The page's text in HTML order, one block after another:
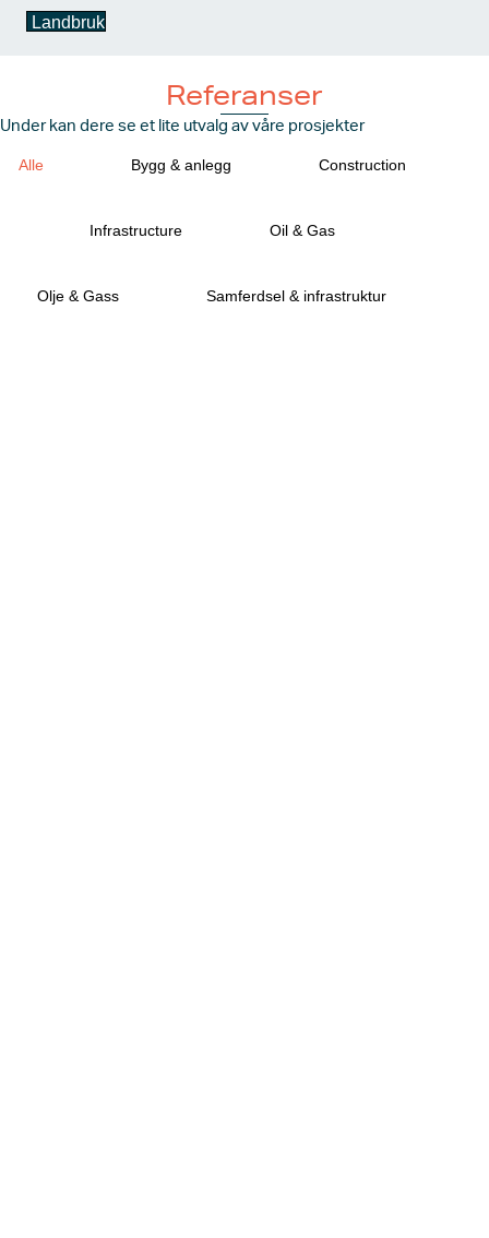
Landbruk
Referanser
Under kan dere se et lite utvalg av våre prosjekter
Alle Bygg & anlegg Construction
Infrastructure Oil & Gas
Olje & Gass Samferdsel & infrastruktur